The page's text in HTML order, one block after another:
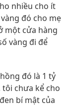
nhiều cho ít
đó cho mẹ
một cửa hàng
vàng đi để
đó là 1 tỷ
chưa kể cho
bí mật của